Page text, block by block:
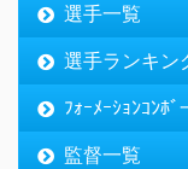
選手一覧
選手ランキン
ﾌｫｰﾒｰｼｮﾝｺﾝﾎﾞ
監督一覧